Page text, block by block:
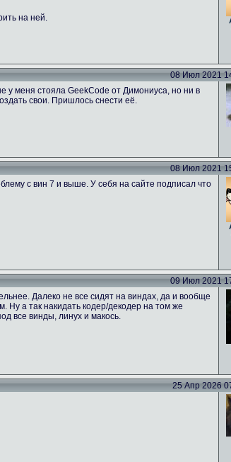
на ней.
08 Июл 2021
у меня стояла GeekCode от Димониуса, но ни в
свои. Пришлось снести её.
08 Июл 2021
с вин 7 и выше. У себя на сайте подписал что
09 Июл 2021
Далеко не все сидят на виндах, да и вообще
Ну а так накидать кодер/декодер на том же
все винды, линух и макось.
25 Апр 2026